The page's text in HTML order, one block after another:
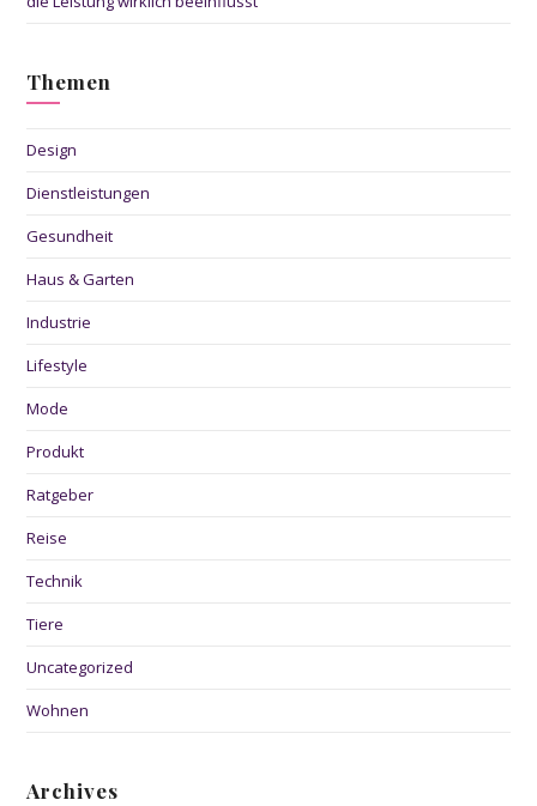
Themen
Design
Dienstleistungen
Gesundheit
Haus & Garten
Industrie
Lifestyle
Mode
Produkt
Ratgeber
Reise
Technik
Tiere
Uncategorized
Wohnen
Archives